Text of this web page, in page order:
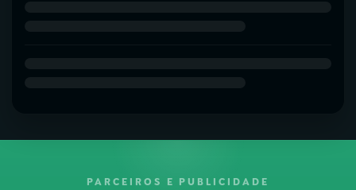
PARCEIROS E PUBLICIDADE